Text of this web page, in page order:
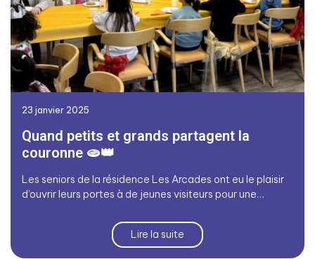
23 janvier 2025
Quand petits et grands partagent la
couronne 🫓👑
Les seniors de la résidence Les Arcades ont eu le plaisir
d’ouvrir leurs portes à de jeunes visiteurs pour une…
Lire la suite